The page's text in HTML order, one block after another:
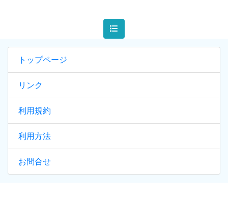
トップページ
リンク
利用規約
利用方法
お問合せ